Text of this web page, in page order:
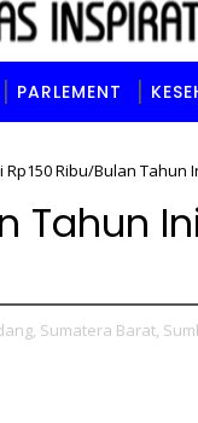
PARLEMENT
Rp150 Ribu/Bulan Tahun
Tahun
Sumatera Barat,